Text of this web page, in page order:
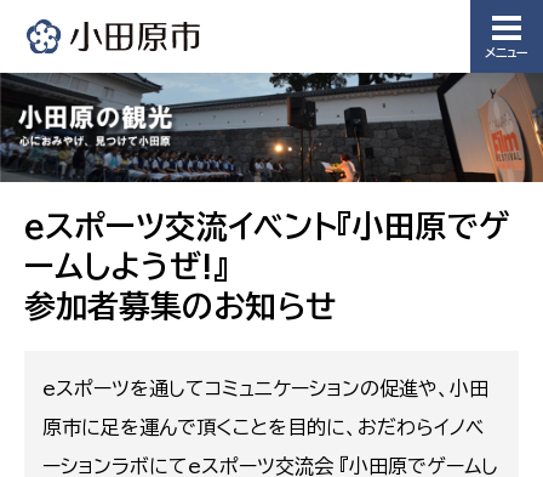
メニュー
eスポーツ交流イベント『小田原でゲ
ームしようぜ!』
参加者募集のお知らせ
eスポーツを通してコミュニケーションの促進や、小田
原市に足を運んで頂くことを目的に、おだわらイノベ
ーションラボにてeスポーツ交流会 『小田原でゲームし